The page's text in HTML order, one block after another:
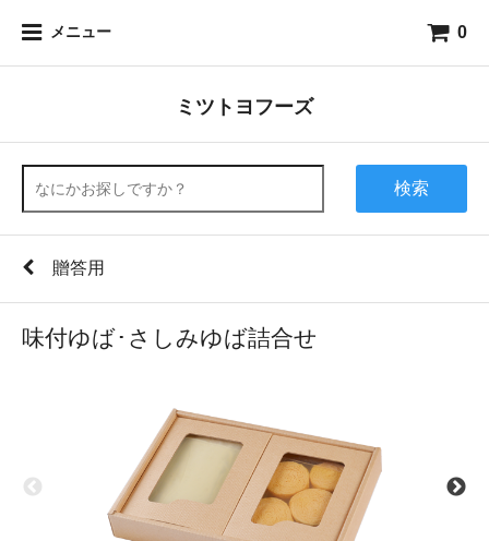
メニュー 0
ミツトヨフーズ
検索
贈答用
味付ゆば･さしみゆば詰合せ